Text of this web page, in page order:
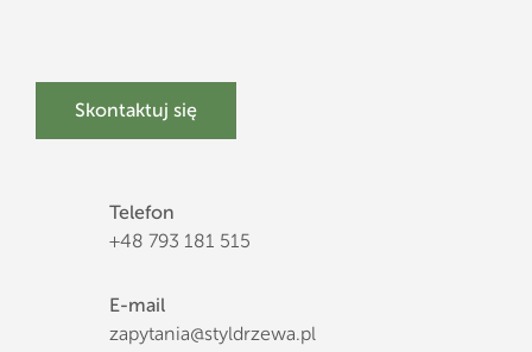
Skontaktuj się
Telefon
+48 793 181 515
E-mail
zapytania@styldrzewa.pl